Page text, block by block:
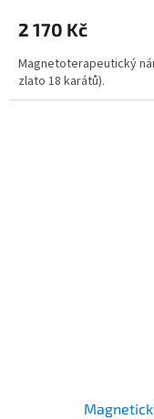
2 170 Kč
Magnetoterapeutický
zlato 18 karátů).